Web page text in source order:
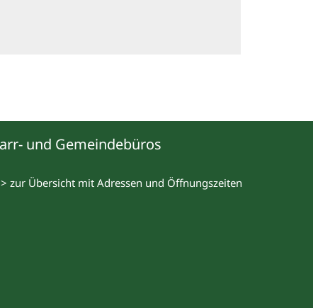
und Gemeindebüros
zur Übersicht mit Adressen und Öffnungszeiten